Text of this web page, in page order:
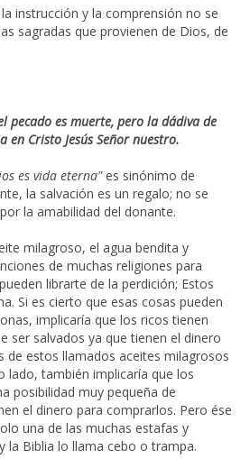
instrucción y la comprensión no se
sagradas que provienen de Dios, de
pecado es muerte, pero la dádiva de
en Cristo Jesús Señor nuestro.
es vida eterna"es sinónimo de
la salvación es un regalo; no se
la amabilidad del donante.
milagroso, el agua bendita y
de muchas religiones para
librarte de la perdición; Estos
Si es cierto que esas cosas pueden
implicaría que los ricos tienen
ser salvados ya que tienen el dinero
de estos llamados aceites milagrosos
lado, también implicaría que los
posibilidad muy pequeña de
el dinero para comprarlos. Pero ése
una de las muchas estafas y
la Biblia lo llama cebo o trampa.